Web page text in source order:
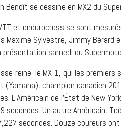
Benoît se dessine en MX2 du
et endurocross se sont
Maxime Sylvestre, Jimmy Bérard
présentation samedi du
reine, le MX-1, qui les
champion canadien
L’Américain de l’État de New
Un autre Américain,
secondes. Douze coureurs